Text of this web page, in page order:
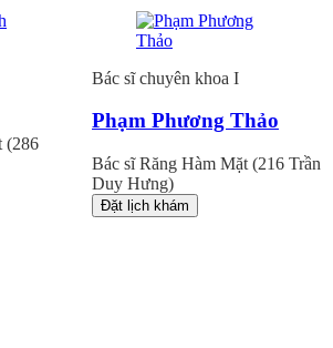
(286
Bác sĩ chuyên khoa I
Phạm Phương Thảo
Bác sĩ Răng Hàm Mặt (216 Trần
Duy Hưng)
Đặt lịch khám